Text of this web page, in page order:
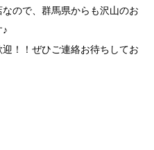
ので、群馬県からも沢山のお
！！ぜひご連絡お待ちしてお